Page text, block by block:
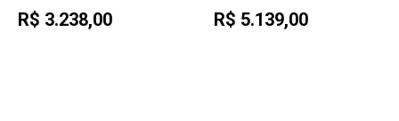
R$ 3.238,00 R$ 5.139,00